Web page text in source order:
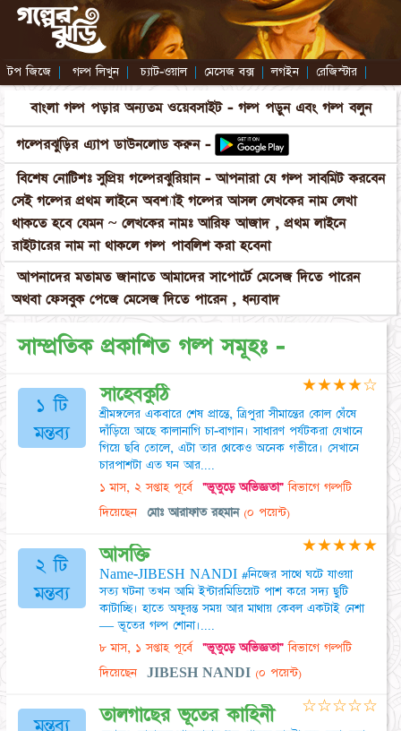
টপ জিজে | গল্প লিখুন | চ্যাট-ওয়াল | মেসেজ বক্স | লগইন | রেজিস্টার |
বাংলা গল্প পড়ার অন্যতম ওয়েবসাইট - গল্প পড়ুন এবং গল্প বলুন
গল্পেরঝুড়ির এ্যাপ ডাউনলোড করুন -
বিশেষ নোটিশঃ সুপ্রিয় গল্পেরঝুরিয়ান - আপনারা যে গল্প সাবমিট করবেন
সেই গল্পের প্রথম লাইনে অবশ্যাই গল্পের আসল লেখকের নাম লেখা
থাকতে হবে যেমন ~ লেখকের নামঃ আরিফ আজাদ , প্রথম লাইনে
রাইটারের নাম না থাকলে গল্প পাবলিশ করা হবেনা
আপনাদের মতামত জানাতে আমাদের সাপোর্টে মেসেজ দিতে পারেন
অথবা ফেসবুক পেজে মেসেজ দিতে পারেন , ধন্যবাদ
সাম্প্রতিক প্রকাশিত গল্প সমূহঃ -
১ টি
মন্তব্য
সাহেবকুঠি
শ্রীমঙ্গলের একবারে শেষ প্রান্তে, ত্রিপুরা সীমান্তের কোল ঘেঁষে
দাঁড়িয়ে আছে কালানাগি চা-বাগান। সাধারণ পর্যটকরা যেখানে
গিয়ে ছবি তোলে, এটা তার থেকেও অনেক গভীরে। সেখানে
চারপাশটা এত ঘন আর....
১ মাস, ২ সপ্তাহ পূর্বে "ভূতুড়ে অভিজ্ঞতা"বিভাগে গল্পটি
দিয়েছেন
মোঃ আরাফাত রহমান (০ পয়েন্ট)
★★★★☆
২ টি
মন্তব্য
আসক্তি
Name-JIBESH NANDI #নিজের সাথে ঘটে যাওয়া
সত্য ঘটনা তখন আমি ইন্টারমিডিয়েট পাশ করে সদ্য ছুটি
কাটাচ্ছি। হাতে অফুরন্ত সময় আর মাথায় কেবল একটাই নেশা
— ভূতের গল্প শোনা।....
৮ মাস, ১ সপ্তাহ পূর্বে "ভূতুড়ে অভিজ্ঞতা"বিভাগে গল্পটি
দিয়েছেন
JIBESH NANDI (০ পয়েন্ট)
★★★★★
মন্তব্য
তালগাছের ভূতের কাহিনী ☆☆☆☆☆